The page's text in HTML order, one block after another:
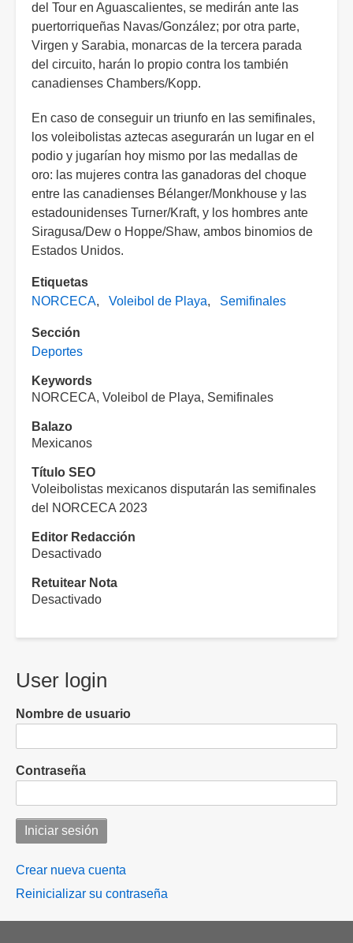
del Tour en Aguascalientes, se medirán ante las
puertorriqueñas Navas/González; por otra parte,
Virgen y Sarabia, monarcas de la tercera parada
del circuito, harán lo propio contra los también
canadienses Chambers/Kopp.
En caso de conseguir un triunfo en las semifinales,
los voleibolistas aztecas asegurarán un lugar en el
podio y jugarían hoy mismo por las medallas de
oro: las mujeres contra las ganadoras del choque
entre las canadienses Bélanger/Monkhouse y las
estadounidenses Turner/Kraft, y los hombres ante
Siragusa/Dew o Hoppe/Shaw, ambos binomios de
Estados Unidos.
Etiquetas
NORCECA
Voleibol de Playa Semifinales
Sección
Deportes
Keywords
NORCECA, Voleibol de Playa, Semifinales
Balazo
Mexicanos
Título SEO
Voleibolistas mexicanos disputarán las semifinales
del NORCECA 2023
Editor Redacción
Desactivado
Retuitear Nota
Desactivado
User login
Nombre de usuario
Contraseña
Crear nueva cuenta
Reinicializar su contraseña